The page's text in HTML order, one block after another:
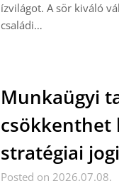
ízvilágot. A sör kiváló
családi…
Munkaügyi
csökkenthet
stratégiai
Posted on 2026.07.08.